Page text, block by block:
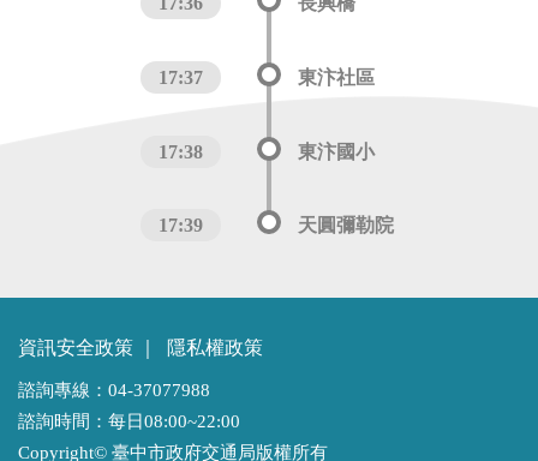
17:37 東汴社區
17:38 東汴國小
17:39 天圓彌勒院
資訊安全政策 隱私權政策
諮詢專線：04-37077988
諮詢時間：每日08:00~22:00
Copyright© 臺中市政府交通局版權所有